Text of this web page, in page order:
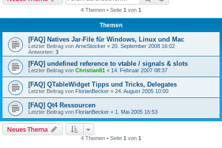
4 Themen • Seite 1 von 1
Themen
[FAQ] Natives Jar-File für Windows, Linux und Mac
Letzter Beitrag von ArneStocker « 20. September 2008 16:02
Antworten: 3
[FAQ] undefined reference to vtable / signals & slots
Letzter Beitrag von Christian81 « 14. Februar 2007 08:37
[FAQ] QTableWidget Tipps und Tricks, Delegates
Letzter Beitrag von FlorianBecker « 24. August 2005 10:00
[FAQ] Qt4 Ressourcen
Letzter Beitrag von FlorianBecker « 1. Mai 2005 16:53
Neues Thema
4 Themen • Seite 1 von 1